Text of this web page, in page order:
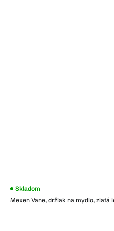
Mexen Vane, držiak na mydlo, zlatá
Skladom